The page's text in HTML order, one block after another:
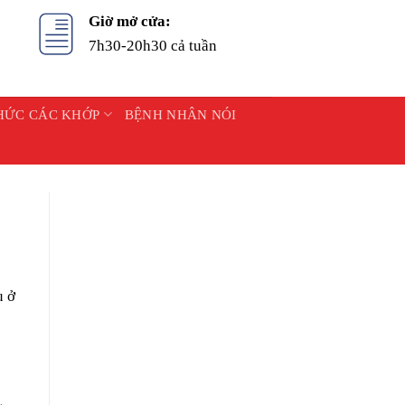
Giờ mở cửa:
7h30-20h30 cả tuần
CÁC KHỚP BỆNH NHÂN NÓI
ở